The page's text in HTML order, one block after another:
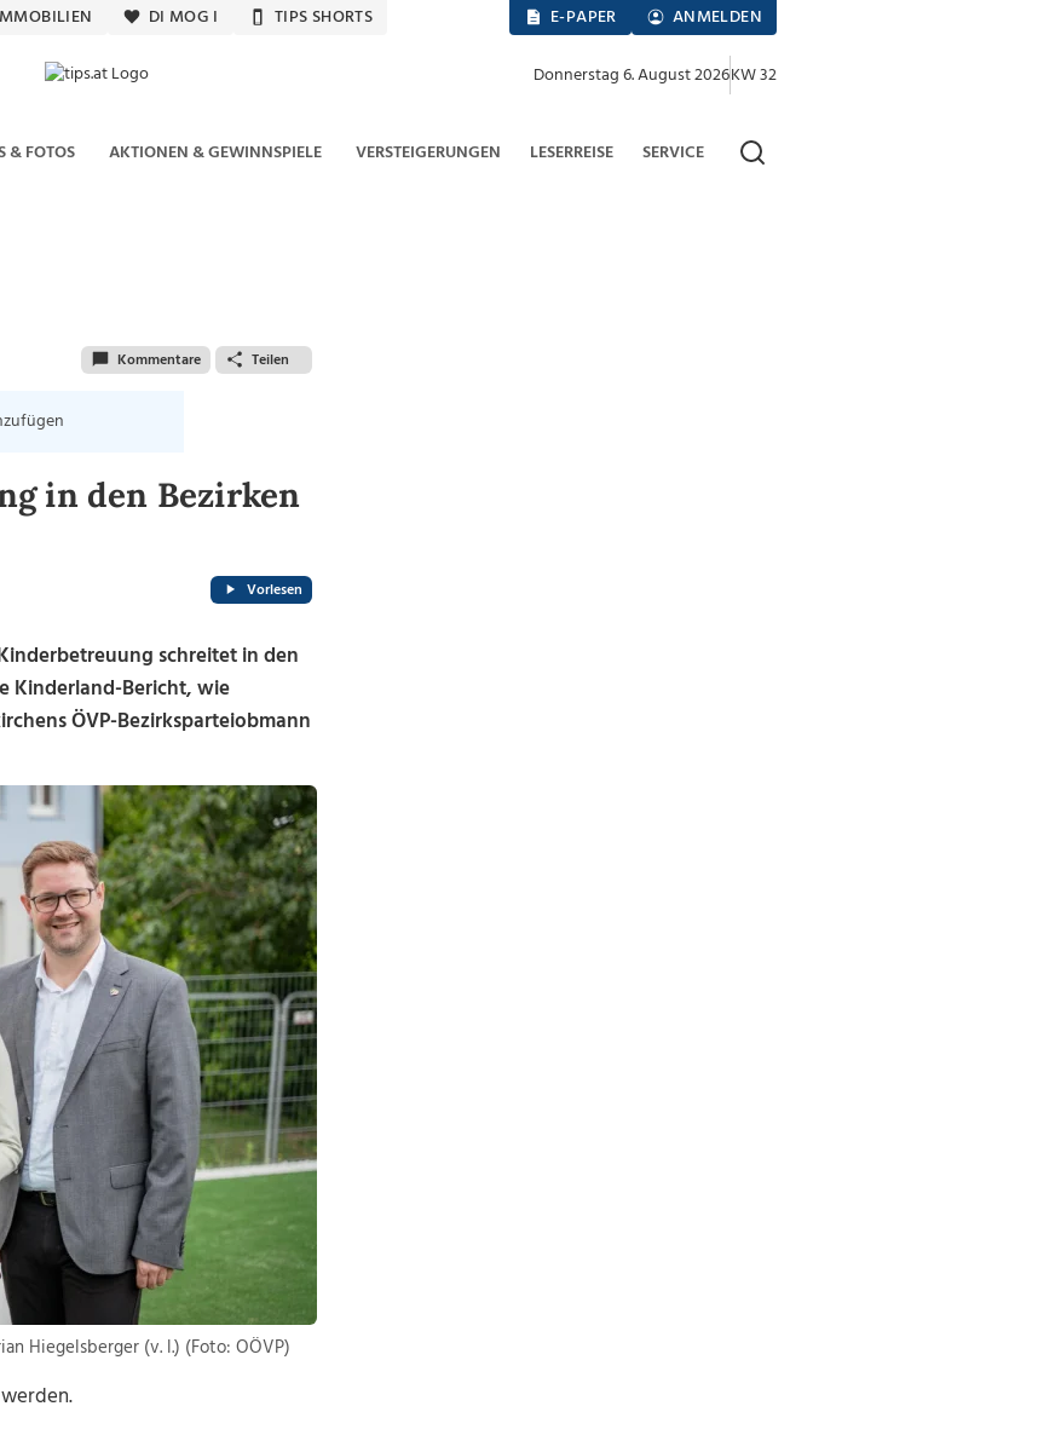
DI MOG I TIPS SHORTS E-PAPER ANMELDEN
Donnerstag 6. August 2026KW 32
& FOTOS AKTIONEN & GEWINNSPIELE VERSTEIGERUNGEN LESERREISE SERVICE
Kommentare Teilen
in den Bezirken
Vorlesen
schreitet in den
Kinderland-Bericht, wie
ÖVP-Bezirksparteiobmann
Hiegelsberger (v. l.) (Foto: OÖVP)